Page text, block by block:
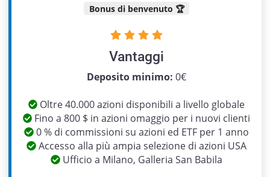
Bonus di benvenuto 🏆
Vantaggi
Deposito minimo: 0€
Oltre 40.000 azioni disponibili a livello globale
Fino a 800 $ in azioni omaggio per i nuovi clienti
0 % di commissioni su azioni ed ETF per 1 anno
Accesso alla più ampia selezione di azioni USA
Ufficio a Milano, Galleria San Babila